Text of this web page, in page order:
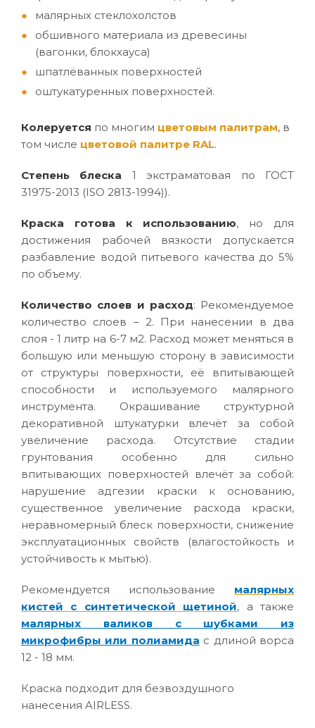
малярных стеклохолстов
обшивного материала из древесины
(вагонки, блокхауса)
шпатлёванных поверхностей
оштукатуренных поверхностей.
Колеруется по многим цветовым палитрам, в
том числе цветовой палитре RAL.
Степень блеска 1 экстраматовая по ГОСТ
31975-2013 (ISO 2813-1994)).
Краска готова к использованию, но для
достижения рабочей вязкости допускается
разбавление водой питьевого качества до 5%
по объему.
Количество слоев и расход: Рекомендуемое
количество слоев – 2. При нанесении в два
слоя - 1 литр на 6-7 м2. Расход может меняться в
большую или меньшую сторону в зависимости
от структуры поверхности, её впитывающей
способности и используемого малярного
инструмента. Окрашивание структурной
декоративной штукатурки влечёт за собой
увеличение расхода. Отсутствие стадии
грунтования особенно для сильно
впитывающих поверхностей влечёт за собой:
нарушение адгезии краски к основанию,
существенное увеличение расхода краски,
неравномерный блеск поверхности, снижение
эксплуатационных свойств (влагостойкость и
устойчивость к мытью).
Рекомендуется использование малярных
кистей с синтетической щетиной, а также
малярных валиков с шубками из
микрофибры или полиамида с длиной ворса
12 - 18 мм.
Краска подходит для безвоздушного
нанесения AIRLESS.